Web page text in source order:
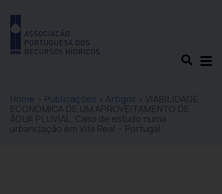
Home > Publicações > Artigos > VIABILIDADE
ECONÓMICA DE UM APROVEITAMENTO DE
ÁGUA PLUVIAL. Caso de estudo numa
urbanização em Vila Real – Portugal